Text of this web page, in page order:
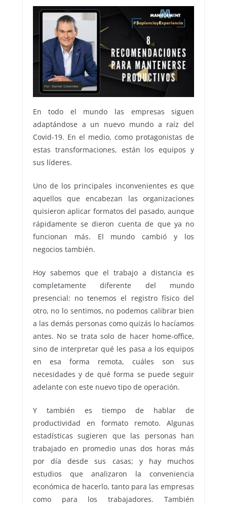
En todo el mundo las empresas siguen
adaptándose a un nuevo mundo a raíz del
Covid-19. En el medio, como protagonistas de
estas transformaciones, están los equipos y
sus líderes.
Uno de los principales inconvenientes es que
aquellos que encabezan las organizaciones
quisieron aplicar formatos del pasado, aunque
rápidamente se dieron cuenta de que ya no
funcionan más. El mundo cambió y los
negocios también.
Hoy sabemos que el trabajo a distancia es
completamente diferente del mundo
presencial: no tenemos el registro físico del
otro, no lo sentimos, no podemos calibrar bien
a las demás personas como quizás lo hacíamos
antes. No se trata solo de hacer home-office,
sino de interpretar qué les pasa a los equipos
en esa forma remota, cuáles son sus
necesidades y de qué forma se puede seguir
adelante con este nuevo tipo de operación.
Y también es tiempo de hablar de
productividad en formato remoto. Algunas
estadísticas sugieren que las personas han
trabajado en promedio unas dos horas más
por día desde sus casas; y hay muchos
estudios que analizaron la conveniencia
económica de hacerlo, tanto para las empresas
como para los trabajadores. También